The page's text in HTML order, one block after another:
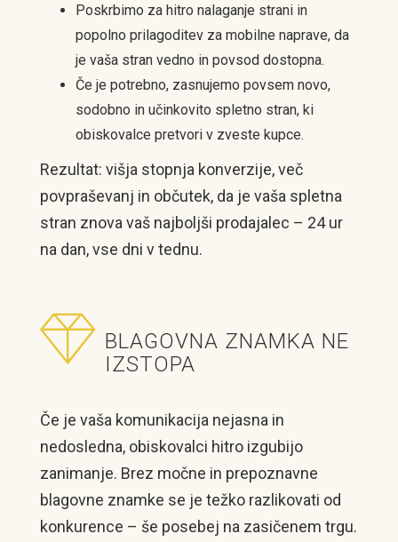
Poskrbimo za hitro nalaganje strani in
popolno prilagoditev za mobilne naprave, da
je vaša stran vedno in povsod dostopna.
Če je potrebno, zasnujemo povsem novo,
sodobno in učinkovito spletno stran, ki
obiskovalce pretvori v zveste kupce.
Rezultat: višja stopnja konverzije, več
povpraševanj in občutek, da je vaša spletna
stran znova vaš najboljši prodajalec – 24 ur
na dan, vse dni v tednu.
BLAGOVNA ZNAMKA NE
IZSTOPA
Če je vaša komunikacija nejasna in
nedosledna, obiskovalci hitro izgubijo
zanimanje. Brez močne in prepoznavne
blagovne znamke se je težko razlikovati od
konkurence – še posebej na zasičenem trgu.